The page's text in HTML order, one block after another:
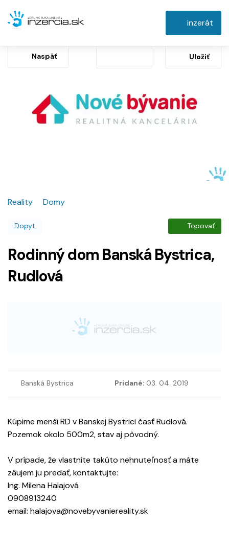
inzerát
Naspäť Uložiť
Reality Domy
Dopyt Topovať
Rodinný dom Banská Bystrica,
Rudlová
Banská Bystrica Pridané: 03. 04. 2019
Kúpime menší RD v Banskej Bystrici časť Rudlová.
Pozemok okolo 500m2, stav aj pôvodný.
V prípade, že vlastníte takúto nehnuteľnosť a máte
záujem ju predať, kontaktujte:
Ing. Milena Halajová
0908913240
email: halajova@novebyvaniereality.sk